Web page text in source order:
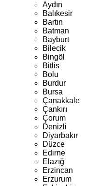
Aydın
Balıkesir
Bartın
Batman
Bayburt
Bilecik
Bingöl
Bitlis
Bolu
Burdur
Bursa
Çanakkale
Çankırı
Çorum
Denizli
Diyarbakır
Düzce
Edirne
Elazığ
Erzincan
Erzurum